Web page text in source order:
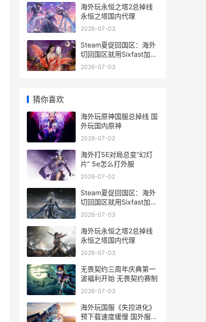
海外玩永恒之塔2总掉线
永恒之塔国内代理
2026-07-03
Steam夏促回国区：海外
切回国区就用Sixfast加速
器 内附兑换码k68 steam
2026-07-03
猜你喜欢
海外玩原神国服总掉线 国
外玩国内原神
2026-07-02
海外打5E对局总变“幻灯
片” 5e怎么打外服
2026-07-02
Steam夏促回国区：海外
切回国区就用Sixfast加速
器 内附兑换码k68 steam
2026-07-03
海外玩永恒之塔2总掉线
永恒之塔国内代理
2026-07-03
无畏契约三周年庆典第一
波福利开始 无畏契约赛制
2026-07-03
海外玩国服《失控进化》
预下载速度缓慢 国外服的